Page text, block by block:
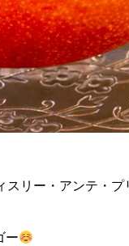
スリー・アンテ・プ
ー